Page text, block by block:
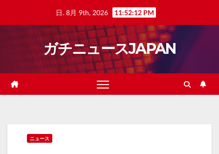
日. 8月 9th, 2026 11:52:13 PM
ガチニュースJAPAN
ニュース